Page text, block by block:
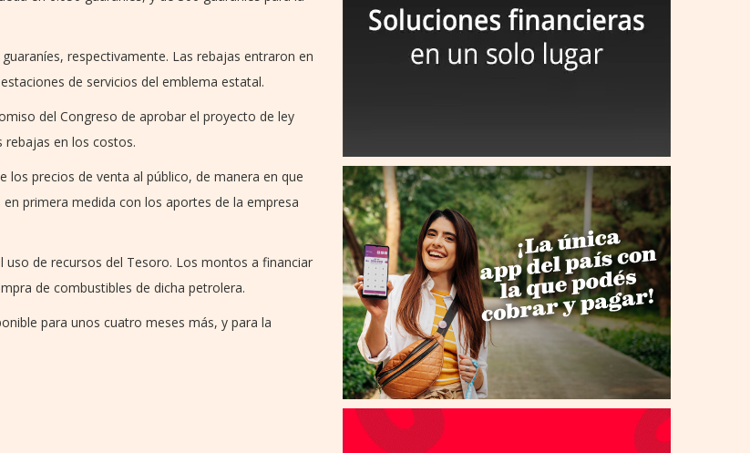
respectivamente. Las rebajas entraron en
de servicios del emblema estatal.
del Congreso de aprobar el proyecto de ley
rebajas en los costos.
precios de venta al público, de manera en que
primera medida con los aportes de la empresa
de recursos del Tesoro. Los montos a financiar
de combustibles de dicha petrolera.
para unos cuatro meses más, y para la